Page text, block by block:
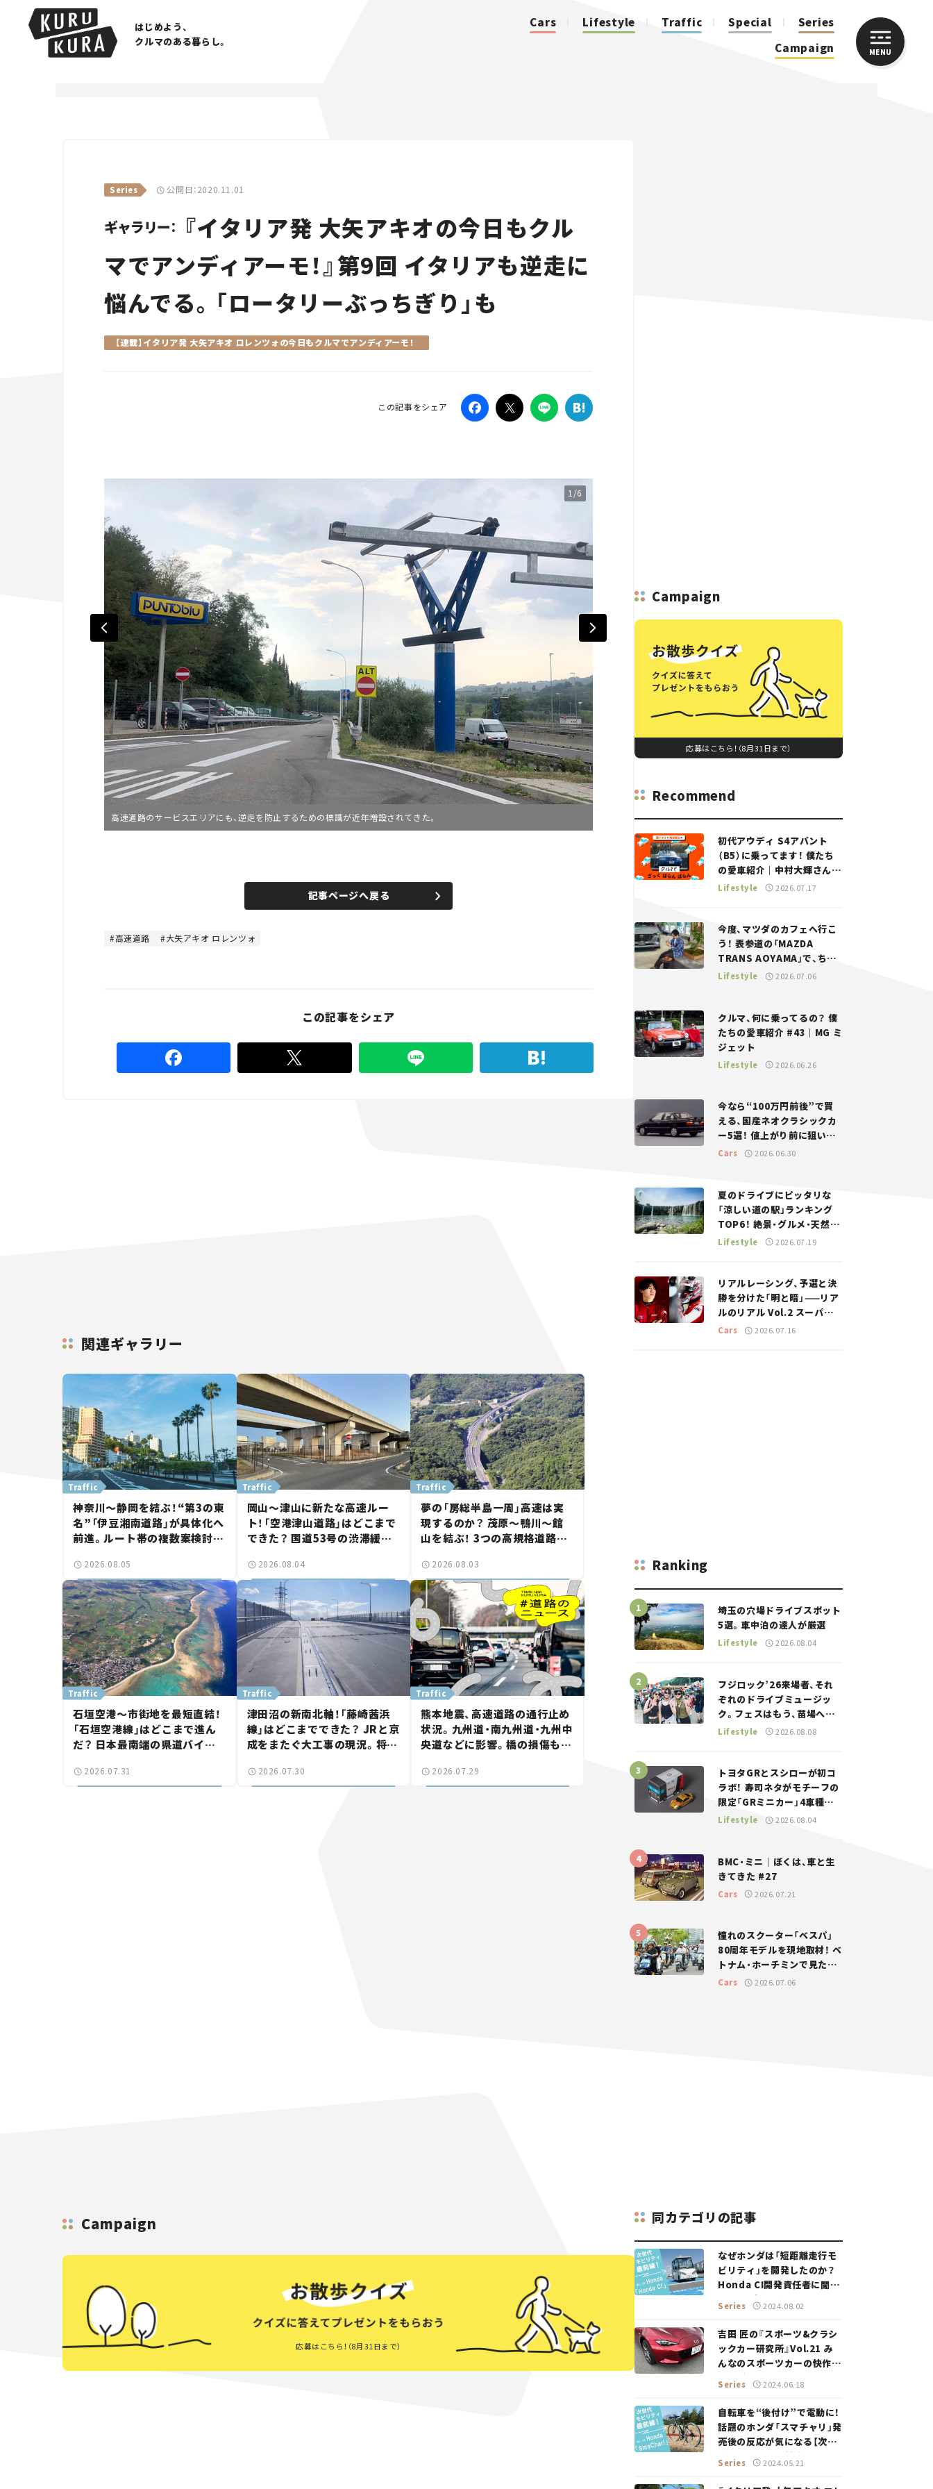
はじめよう、
クルマのある暮らし。
Cars Lifestyle Traffic Special
Series
Campaign
MENU
Series 公開日：2020.11.01
ギャラリー： 『イタリア発 大矢アキオの今日もクル
マでアンディアーモ！』第9回 イタリアも逆走に
悩んでる。「ロータリーぶっちぎり」も
【連載】イタリア発 大矢アキオ ロレンツォの今日もクルマでアンディアーモ！
この記事をシェア
1/6
高速道路のサービスエリアにも、逆走を防止するための標識が近年増設されてきた。
4
.
記事ページへ戻る
高速道路 大矢アキオ ロレンツォ
この記事をシェア
関連ギャラリー
Traffic
神奈川～静岡を結ぶ！“第3の東
名”「伊豆湘南道路」が具体化へ
前進。ルート帯の複数案検討
【いま気になる道路計画】
2026.08.05
Traffic
岡山～津山に新たな高速ルー
ト！「空港津山道路」はどこまで
できた？ 国道53号の渋滞緩和
【いま気になる道路計画】
2026.08.04
Traffic
夢の「房総半島一周」高速は実
現するのか？ 茂原～鴨川～館
山を結ぶ！ 3つの高規格道路計
討進む【いま気になる道路計
画】
2026.08.03
Traffic
石垣空港～市街地を最短直結！
「石垣空港線」はどこまで進ん
だ？ 日本最南端の県道バイパ
気になる道路計画】
2026.07.31
Traffic
津田沼の新南北軸！「藤崎茜浜
線」はどこまでできた？ JRと京
成をまたぐ大工事の現況。将来
結【いま気になる道路計画】
2026.07.30
Traffic
熊本地震、高速道路の通行止め
状況。九州道・南九州道・九州中
央道などに影響。橋の損傷も確
2026.07.29
Campaign
応募はこちら！（8月31日まで）
Campaign
応募はこちら！（8月31日まで）
Recommend
初代アウディ S4アバント
（B5）に乗ってます！ 僕たち
の愛車紹介｜中村大輝さん
——瀬イオナと嶋田智之の
Lifestyle 2026.07.17
今度、マツダのカフェへ行こ
う！ 表参道の「MAZDA
TRANS AOYAMA」で、ちょ
っとひと息。——連載｜CCG
Lifestyle 2026.07.06
クルマ、何に乗ってるの？ 僕
たちの愛車紹介 #43｜MG ミ
ジェット
Lifestyle 2026.06.26
今なら“100万円前後”で買
える、国産ネオクラシックカ
ー5選！ 値上がり前に狙いた
い、中古車探しをお手伝い――ち
Cars 2026.06.30
夏のドライブにピッタリな
「涼しい道の駅」ランキング
TOP6！ 絶景・グルメ・天然ク
ーラーなど、避暑におすすめ
Lifestyle 2026.07.19
リアルレーシング、予選と決
勝を分けた「明と暗」——リア
ルのリアル Vol.2 スーパー
GT 2026開幕戦 岡山国際サ
Cars 2026.07.16
Ranking
埼玉の穴場ドライブスポット
5選。車中泊の達人が厳選
Lifestyle 2026.08.04
フジロック’26来場者、それ
ぞれのドライブミュージッ
ク。フェスはもう、苗場への
道中から始まっていた。
Lifestyle 2026.08.08
トヨタGRとスシローが初コ
ラボ！ 寿司ネタがモチーフの
限定「GRミニカー」4車種が
登場。入手方法は？【クルマ
Lifestyle 2026.08.04
BMC・ミニ｜ぼくは、車と生
きてきた #27
Cars 2026.07.21
憧れのスクーター「ベスパ」
80周年モデルを現地取材！ ベ
トナム・ホーチミンで見たバ
イク社会の実態とは？
Cars 2026.07.06
同カテゴリの記事
なぜホンダは「短距離走行モ
ビリティ」を開発したのか？
Honda CI開発責任者に聞い
てみた【次世代モビリティ最
前線！ Vol.5】
Series 2024.08.02
吉田 匠の『スポーツ&クラシ
ックカー研究所』Vol.21 み
んなのスポーツカーの快作、
マツダ・ロードスター。
Series 2024.06.18
自転車を“後付け”で電動に！
話題のホンダ「スマチャリ」発
売後の反応が気になる【次世
代モビリティ最前線！Vol.4】
Series 2024.05.21
CLOSE
Traffic
Special